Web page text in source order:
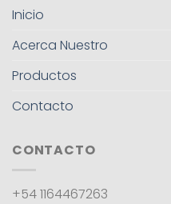
Inicio
Acerca Nuestro
Productos
Contacto
CONTACTO
+54 1164467263